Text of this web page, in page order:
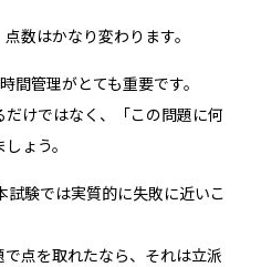
数はかなり変わります。
間管理がとても重要です。
けではなく、「この問題に何
ょう。
験では実質的に失敗に近いこ
点を取れたなら、それは立派